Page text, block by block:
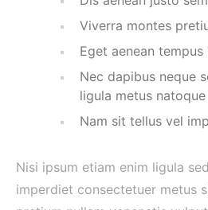
Viverra montes
Eget aenean
Nec dapibus neque
ligula metus
Nam sit tellus vel
Nisi ipsum etiam enim ligula
imperdiet consectetuer metus